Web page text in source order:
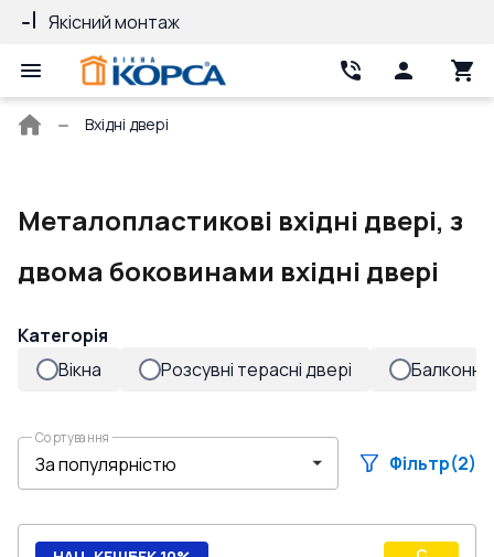
Якісний монтаж
Головна
Вхідні двері
Металопластикові вхідні двері, з
двома боковинами вхідні двері
Категорія
Вікна
Розсувні терасні двері Балконні
Сортування
Фільтр(2)